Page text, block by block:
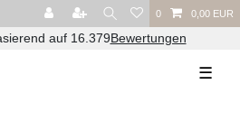
0 0,00 EUR
auf 16.379Bewertungen
☰